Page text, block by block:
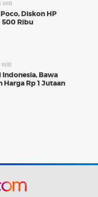
WIB
Diskon HP
500 Ribu
WIB
Indonesia, Bawa
Rp 1 Jutaan